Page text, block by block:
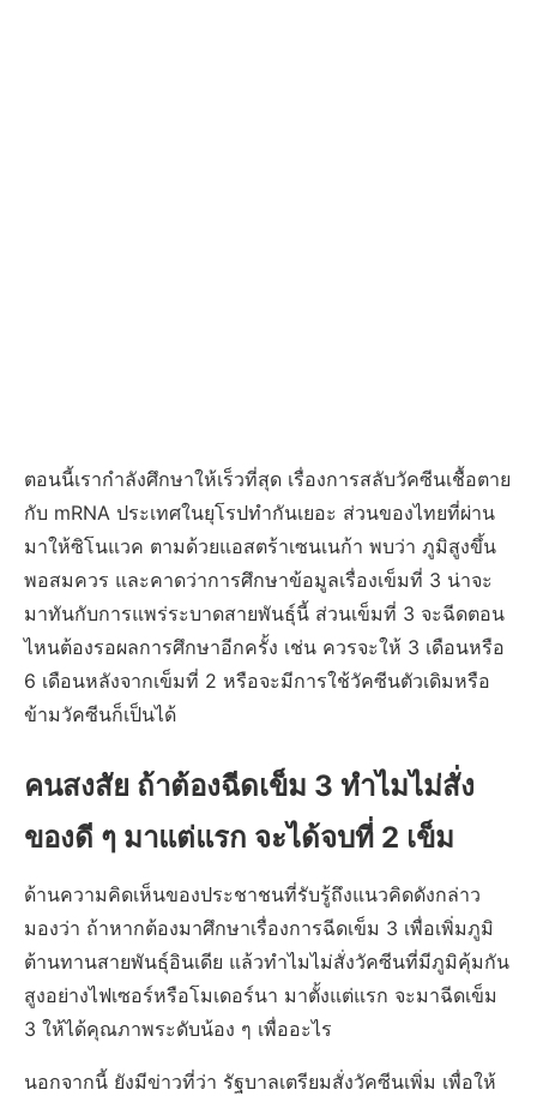
ตอนนี้เรากำลังศึกษาให้เร็วที่สุด เรื่องการสลับวัคซีนเชื้อตาย
กับ mRNA ประเทศในยุโรปทำกันเยอะ ส่วนของไทยที่ผ่าน
มาให้ซิโนแวค ตามด้วยแอสตร้าเซนเนก้า พบว่า ภูมิสูงขึ้น
พอสมควร และคาดว่าการศึกษาข้อมูลเรื่องเข็มที่ 3 น่าจะ
มาทันกับการแพร่ระบาดสายพันธุ์นี้ ส่วนเข็มที่ 3 จะฉีดตอน
ไหนต้องรอผลการศึกษาอีกครั้ง เช่น ควรจะให้ 3 เดือนหรือ
6 เดือนหลังจากเข็มที่ 2 หรือจะมีการใช้วัคซีนตัวเดิมหรือ
ข้ามวัคซีนก็เป็นได้
คนสงสัย ถ้าต้องฉีดเข็ม 3 ทำไมไม่สั่ง
ของดี ๆ มาแต่แรก จะได้จบที่ 2 เข็ม
ด้านความคิดเห็นของประชาชนที่รับรู้ถึงแนวคิดดังกล่าว
มองว่า ถ้าหากต้องมาศึกษาเรื่องการฉีดเข็ม 3 เพื่อเพิ่มภูมิ
ต้านทานสายพันธุ์อินเดีย แล้วทำไมไม่สั่งวัคซีนที่มีภูมิคุ้มกัน
สูงอย่างไฟเซอร์หรือโมเดอร์นา มาตั้งแต่แรก จะมาฉีดเข็ม
3 ให้ได้คุณภาพระดับน้อง ๆ เพื่ออะไร
นอกจากนี้ ยังมีข่าวที่ว่า รัฐบาลเตรียมสั่งวัคซีนเพิ่ม เพื่อให้